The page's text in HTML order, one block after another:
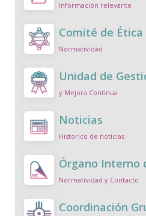
Información relevante
Comité de Ética
Normatividad
Unidad de
y Mejora Continua
Noticias
Historico de noticias
Órgano Interno
Normatividad y Contacto
Coordinación